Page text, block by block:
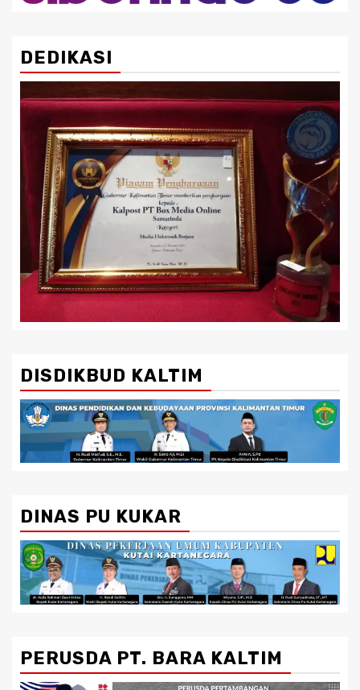
DEDIKASI
DISDIKBUD KALTIM
DINAS PU KUKAR
PERUSDA PT. BARA KALTIM